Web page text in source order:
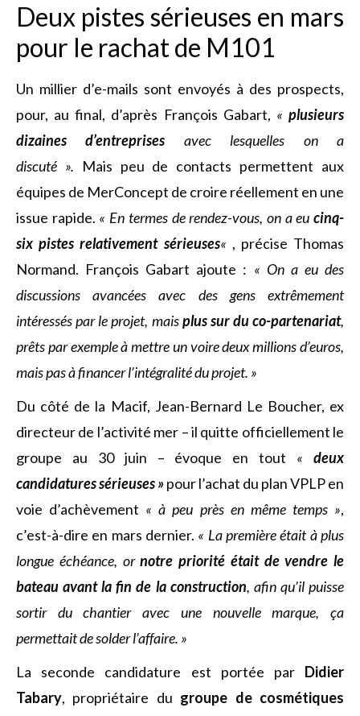
Deux pistes sérieuses en mars
pour le rachat de M101
Un millier d’e-mails sont envoyés à des prospects,
pour, au final, d’après François Gabart, «plusieurs
dizaines d’entreprises avec lesquelles on a
discuté ». Mais peu de contacts permettent aux
équipes de MerConcept de croire réellement en une
issue rapide. « En termes de rendez-vous, on a eucinq-
six pistes relativement sérieuses« , précise Thomas
Normand. François Gabart ajoute : « On a eu des
discussions avancées avec des gens extrêmement
intéressés par le projet, maisplus sur du co-partenariat,
prêts par exemple à mettre un voire deux millions d’euros,
mais pas à financer l’intégralité du projet. »
Du côté de la Macif, Jean-Bernard Le Boucher, ex
directeur de l’activité mer – il quitte officiellement le
groupe au 30 juin – évoque en tout «deux
candidatures sérieuses »pour l’achat du plan VPLP en
voie d’achèvement « à peu près en même temps »,
c’est-à-dire en mars dernier. « La première était à plus
longue échéance, ornotre priorité était de vendre le
bateau avant la fin de la construction, afin qu’il puisse
sortir du chantier avec une nouvelle marque, ça
permettait de solder l’affaire. »
La seconde candidature est portée par Didier
Tabary, propriétaire du groupe de cosmétiques